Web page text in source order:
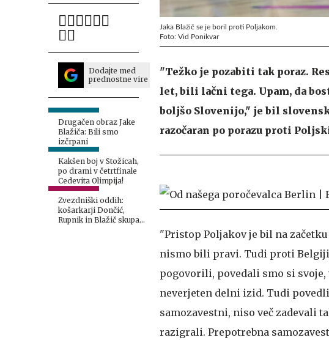
Dodajte med
prednostne vire
Drugačen obraz Jake
Blažiča: Bili smo
izčrpani
Kakšen boj v Stožicah,
po drami v četrtfinale
Cedevita Olimpija!
Zvezdniški oddih:
košarkarji Dončić,
Rupnik in Blažič skupaj
Jaka Blažič se je boril proti Poljakom.
Foto: Vid Ponikvar
"Težko je pozabiti tak poraz.
let, bili lačni tega. Upam, da
boljšo Slovenijo," je bil
razočaran po porazu proti
"Pristop Poljakov je bil na
nismo bili pravi. Tudi proti Belgiji
pogovorili, povedali smo si
neverjeten delni izid. Tudi
samozavestni, niso več zadevali
razigrali. Prepotrebna